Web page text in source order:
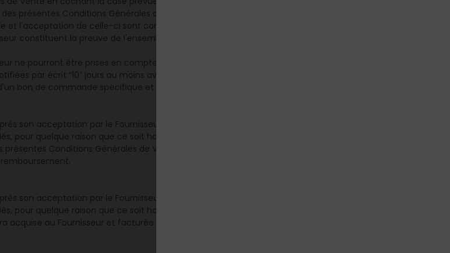
présentes Conditions Générales de Vente et constituent une preuve du
l'acceptation de celle-ci sont confirmées par l'envoi d'un mail. Les données
constituent la preuve de l'ensemble des transactions conclues avec
ne pourront être prises en compte, dans la limite des possibilités du
par écrit ”10” jours au moins avant la date prévue pour la livraison des
bon de commande spécifique et ajustement éventuel du prix.
son acceptation par le Fournisseur moins de "10" jours au moins avant la
pour quelque raison que ce soit hormis la force majeure, l'acompte versé à
Conditions Générales de Vente sera de plein droit acquis au
son acceptation par le Fournisseur moins de "10" jours au moins avant la
pour quelque raison que ce soit hormis la force majeure, une somme
acquise au Fournisseur et facturée au Client, à titre de dommages et intérêts,